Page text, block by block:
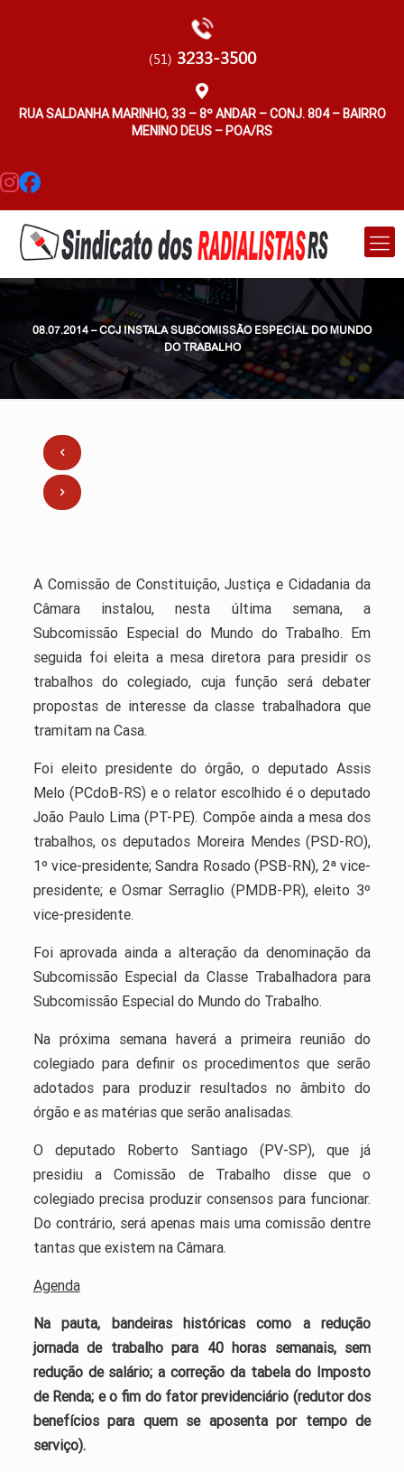
(51) 3233-3500
RUA SALDANHA MARINHO, 33 – 8º ANDAR – CONJ. 804 – BAIRRO
MENINO DEUS – POA/RS
08.07.2014 – CCJ INSTALA SUBCOMISSÃO ESPECIAL DO MUNDO
DO TRABALHO
A Comissão de Constituição, Justiça e Cidadania da
Câmara instalou, nesta última semana, a
Subcomissão Especial do Mundo do Trabalho. Em
seguida foi eleita a mesa diretora para presidir os
trabalhos do colegiado, cuja função será debater
propostas de interesse da classe trabalhadora que
tramitam na Casa.
Foi eleito presidente do órgão, o deputado Assis
Melo (PCdoB-RS) e o relator escolhido é o deputado
João Paulo Lima (PT-PE). Compõe ainda a mesa dos
trabalhos, os deputados Moreira Mendes (PSD-RO),
1º vice-presidente; Sandra Rosado (PSB-RN), 2ª vice-
presidente; e Osmar Serraglio (PMDB-PR), eleito 3º
vice-presidente.
Foi aprovada ainda a alteração da denominação da
Subcomissão Especial da Classe Trabalhadora para
Subcomissão Especial do Mundo do Trabalho.
Na próxima semana haverá a primeira reunião do
colegiado para definir os procedimentos que serão
adotados para produzir resultados no âmbito do
órgão e as matérias que serão analisadas.
O deputado Roberto Santiago (PV-SP), que já
presidiu a Comissão de Trabalho disse que o
colegiado precisa produzir consensos para funcionar.
Do contrário, será apenas mais uma comissão dentre
tantas que existem na Câmara.
Agenda
Na pauta, bandeiras históricas como a redução
jornada de trabalho para 40 horas semanais, sem
redução de salário; a correção da tabela do Imposto
de Renda; e o fim do fator previdenciário (redutor dos
benefícios para quem se aposenta por tempo de
serviço).